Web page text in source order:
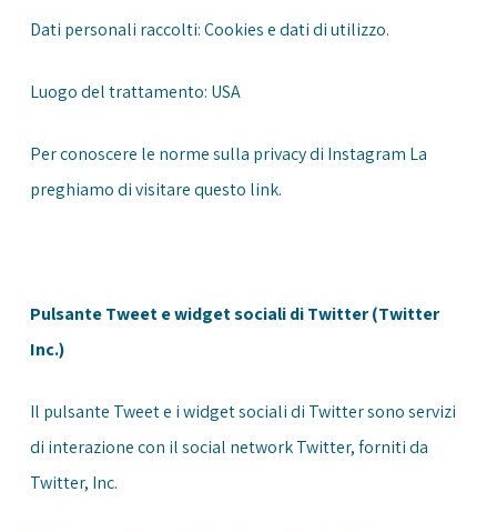
Dati personali raccolti: Cookies e dati di utilizzo.
Luogo del trattamento: USA
Per conoscere le norme sulla privacy di Instagram La
preghiamo di visitare questo link.
Pulsante Tweet e widget sociali di Twitter (Twitter
Inc.)
Il pulsante Tweet e i widget sociali di Twitter sono servizi
di interazione con il social network Twitter, forniti da
Twitter, Inc.